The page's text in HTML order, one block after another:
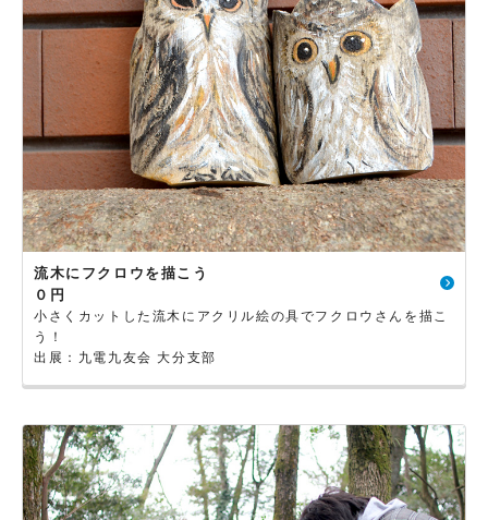
流木にフクロウを描こう
０円
小さくカットした流木にアクリル絵の具でフクロウさんを描こ
う！
出展：九電九友会 大分支部